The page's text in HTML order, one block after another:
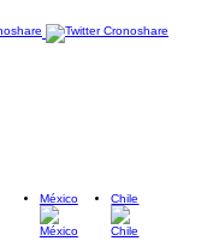
México Chile